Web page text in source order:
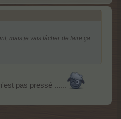
mais je vais tâcher de faire ça
pas pressé ......